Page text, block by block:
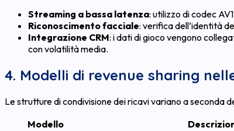
Streaming a bassa latenza: utilizzo di codec
Riconoscimento facciale: verifica dell’identità
Integrazione CRM: i dati di gioco vengono
con volatilità media.
4. Modelli di revenue sharing
Le strutture di condivisione dei ricavi variano a seconda
Modello